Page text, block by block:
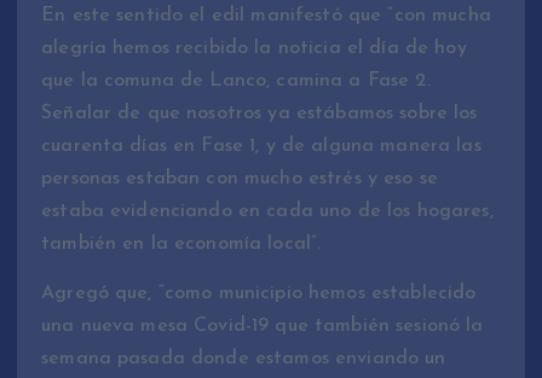
En este sentido el edil manifestó que “con mucha
alegría hemos recibido la noticia el día de hoy
que la comuna de Lanco, camina a Fase 2.
Señalar de que nosotros ya estábamos sobre los
cuarenta días en Fase 1, y de alguna manera las
personas estaban con mucho estrés y eso se
estaba evidenciando en cada uno de los hogares,
también en la economía local”.
Agregó que, “como municipio hemos establecido
una nueva mesa Covid-19 que también sesionó la
semana pasada donde estamos enviando un